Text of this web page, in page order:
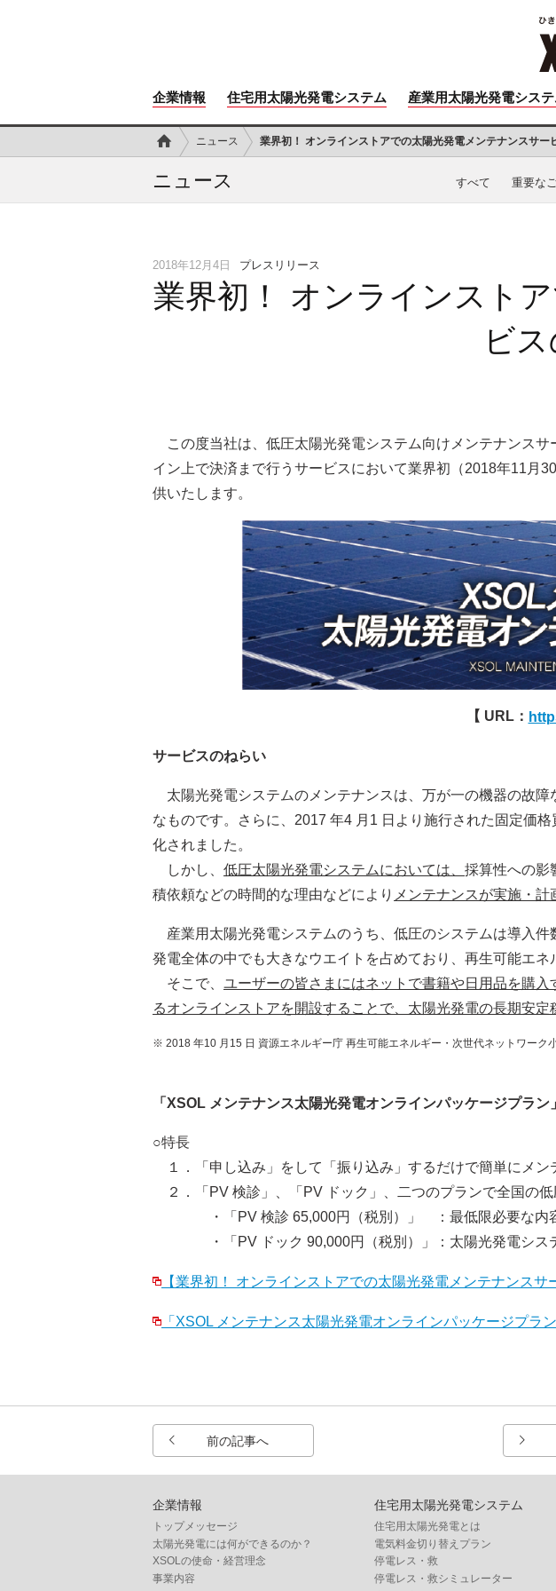
企業情報 住宅用太陽光発電システム 産業用太陽光発電システ
ニュース 業界初！ オンラインストアでの太陽光発電メンテナンスサー
ニュース すべて 重要な
2018年12月4日 プレスリリース
業界初！ オンラインスト
ビ
この度当社は、低圧太陽光発電システム向けメンテナンス
イン上で決済まで行うサービスにおいて業界初（2018年11月
供いたします。
【 URL：
サービスのねらい
太陽光発電システムのメンテナンスは、万が一の機器の故
なものです。さらに、2017 年4 月1 日より施行された固定価
化されました。
しかし、 低圧太陽光発電システムにおいては、 採算性への影
積依頼などの時間的な理由などにより メンテナンスが実施・計
産業用太陽光発電システムのうち、低圧のシステムは導入件
発電全体の中でも大きなウエイトを占めており、再生可能エ
そこで、 ユーザーの皆さまにはネットで書籍や日用品を購
るオンラインストアを開設することで、太陽光発電の長期安
※ 2018 年10 月15 日 資源エネルギー庁 再生可能エネルギー・次世代ネットワーク
「XSOL メンテナンス太陽光発電オンラインパッケージプラン
○特長
１．「申し込み」をして「振り込み」するだけで簡単にメン
２．「PV 検診」、「PV ドック」、二つのプランで全国の
・「PV 検診 65,000円（税別）」 ：最低限必要な内容
・「PV ドック 90,000円（税別）」：太陽光発電システ
【業界初！ オンラインストアでの太陽光発電メンテナンスサ
「XSOL メンテナンス太陽光発電オンラインパッケージプラ
前の記事へ
企業情報
トップメッセージ
太陽光発電には何ができるのか？
XSOLの使命・経営理念
事業内容
住宅用太陽光発電システム
住宅用太陽光発電とは
電気料金切り替えプラン
停電レス・救
停電レス・救シミュレーター